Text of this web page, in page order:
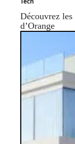
Découvrez
d’Orange